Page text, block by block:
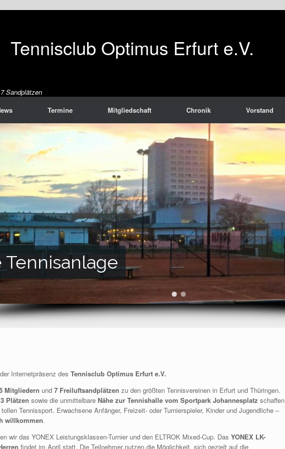
Tennisclub Optimus Erfurt e.V.
Sandplätzen
Termine Mitgliedschaft Chronik Vorstand
Tennisanlage
Internetpräsenz des Tennisclub Optimus Erfurt e.V.
Mitgliedern und 7 Freiluftsandplätzen zu den größten Tennisvereinen in Erfurt und Thüringen.
Plätzen sowie die unmittelbare Nähe zur Tennishalle vom Sportpark Johannesplatz schaffen
Tennissport. Erwachsene Anfänger, Freizeit- oder Turnierspieler, Kinder und Jugendliche –
willkommen.
wir das YONEX Leistungsklassen-Turnier und den ELTROK Mixed-Cup. Das YONEX LK-
findet im April statt. Die Teilnehmer nutzen die Möglichkeit, sich gezielt auf die